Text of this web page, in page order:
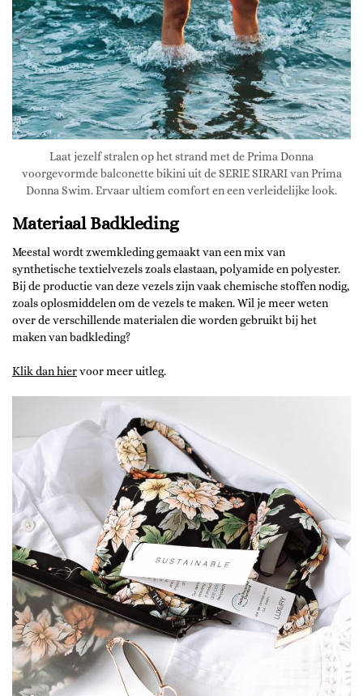
Laat jezelf stralen op het strand met de Prima Donna
voorgevormde balconette bikini uit de SERIE SIRARI van Prima
Donna Swim. Ervaar ultiem comfort en een verleidelijke look.
Materiaal Badkleding
Meestal wordt zwemkleding gemaakt van een mix van
synthetische textielvezels zoals elastaan, polyamide en polyester.
Bij de productie van deze vezels zijn vaak chemische stoffen nodig,
zoals oplosmiddelen om de vezels te maken. Wil je meer weten
over de verschillende materialen die worden gebruikt bij het
maken van badkleding?
Klik dan hiervoor meer uitleg.